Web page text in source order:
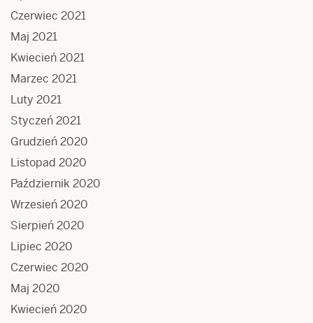
Czerwiec 2021
Maj 2021
Kwiecień 2021
Marzec 2021
Luty 2021
Styczeń 2021
Grudzień 2020
Listopad 2020
Październik 2020
Wrzesień 2020
Sierpień 2020
Lipiec 2020
Czerwiec 2020
Maj 2020
Kwiecień 2020